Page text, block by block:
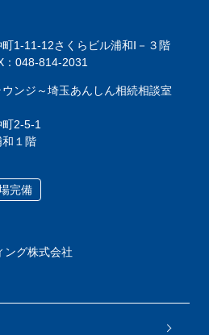
1-11-12さくらビル浦和Ⅰ－３階
：048-814-2031
ウンジ～埼玉あんしん相続相談室
2-5-1
和１階
完備
ング株式会社